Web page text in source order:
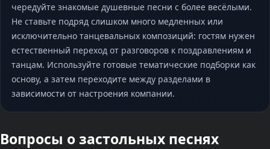
чередуйте знакомые душевные песни с более весёлыми.
Не ставьте подряд слишком много медленных или
исключительно танцевальных композиций: гостям нужен
естественный переход от разговоров к поздравлениям и
танцам. Используйте готовые тематические подборки как
основу, а затем переходите между разделами в
зависимости от настроения компании.
Вопросы о застольных песнях